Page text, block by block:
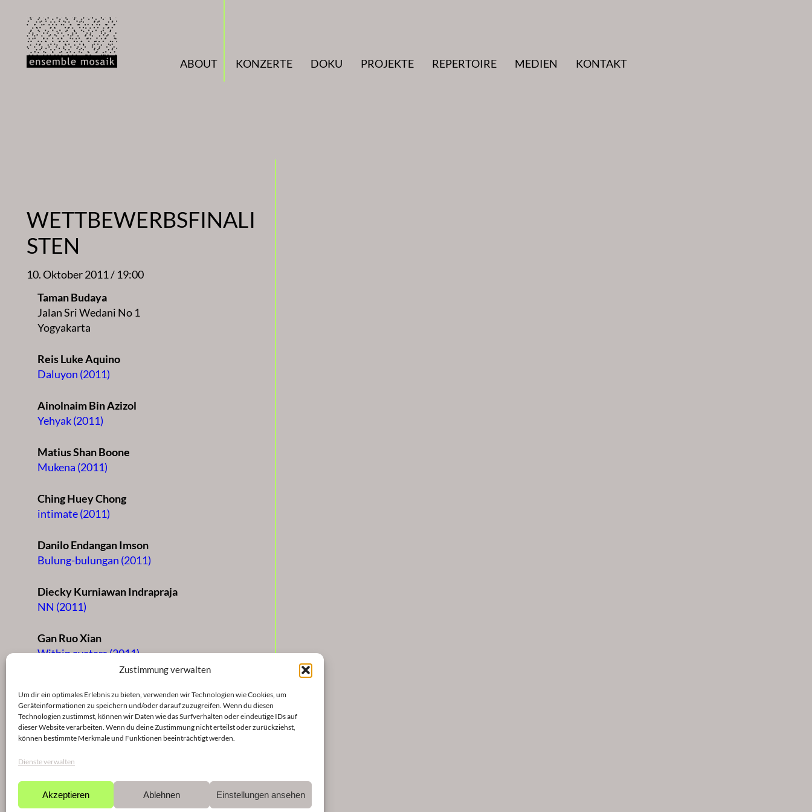
Zustimmung verwalten
Um dir ein optimales Erlebnis zu bieten, verwenden wir Technologien wie Cookies, um
Geräteinformationen zu speichern und/oder darauf zuzugreifen. Wenn du diesen
Technologien zustimmst, können wir Daten wie das Surfverhalten oder eindeutige IDs auf
dieser Website verarbeiten. Wenn du deine Zustimmung nicht erteilst oder zurückziehst,
können bestimmte Merkmale und Funktionen beeinträchtigt werden.
Dienste verwalten
Akzeptieren Ablehnen Einstellungen ansehen
Inhalt
springen
ABOUT
KONZERTE DOKU PROJEKTE REPERTOIRE MEDIEN KONTAKT
WETTBEWERBSFINALI
STEN
10. Oktober 2011 / 19:00
Taman Budaya
Jalan Sri Wedani No 1
Yogyakarta
Reis Luke Aquino
Daluyon (2011)
Ainolnaim Bin Azizol
Yehyak (2011)
Matius Shan Boone
Mukena (2011)
Ching Huey Chong
intimate (2011)
Danilo Endangan Imson
Bulung-bulungan (2011)
Diecky Kurniawan Indrapraja
NN (2011)
Gan Ruo Xian
Within avatars (2011)
threnody IV (2011)
Diana Li Ling Soh
Sightedness (2011)
Chow Jun Yan
Ning (2011)